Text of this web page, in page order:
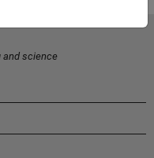
and science